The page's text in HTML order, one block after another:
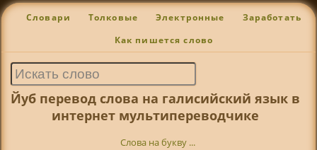
Словари Толковые Электронные Заработать
Как пишется слово
Йуб перевод слова на галисийский язык в
интернет мультипереводчике
Слова на букву ...